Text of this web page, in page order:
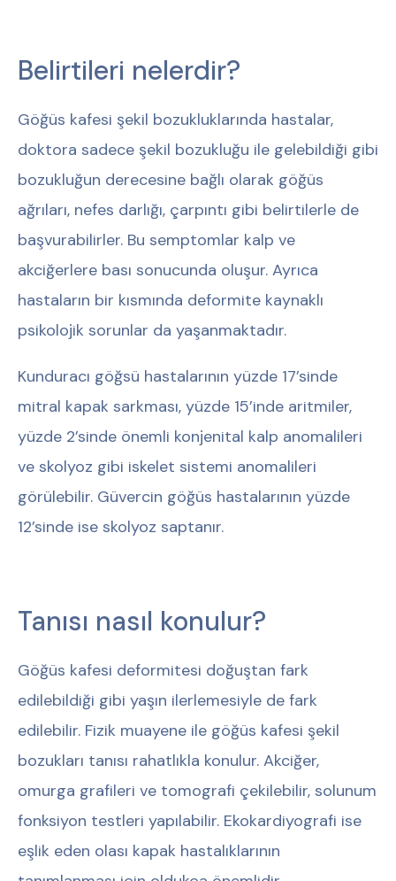
Belirtileri nelerdir?
Göğüs kafesi şekil bozukluklarında hastalar,
doktora sadece şekil bozukluğu ile gelebildiği gibi
bozukluğun derecesine bağlı olarak göğüs
ağrıları, nefes darlığı, çarpıntı gibi belirtilerle de
başvurabilirler. Bu semptomlar kalp ve
akciğerlere bası sonucunda oluşur. Ayrıca
hastaların bir kısmında deformite kaynaklı
psikolojik sorunlar da yaşanmaktadır.
Kunduracı göğsü hastalarının yüzde 17’sinde
mitral kapak sarkması, yüzde 15’inde aritmiler,
yüzde 2’sinde önemli konjenital kalp anomalileri
ve skolyoz gibi iskelet sistemi anomalileri
görülebilir. Güvercin göğüs hastalarının yüzde
12’sinde ise skolyoz saptanır.
Tanısı nasıl konulur?
Göğüs kafesi deformitesi doğuştan fark
edilebildiği gibi yaşın ilerlemesiyle de fark
edilebilir. Fizik muayene ile göğüs kafesi şekil
bozukları tanısı rahatlıkla konulur. Akciğer,
omurga grafileri ve tomografi çekilebilir, solunum
fonksiyon testleri yapılabilir. Ekokardiyografi ise
eşlik eden olası kapak hastalıklarının